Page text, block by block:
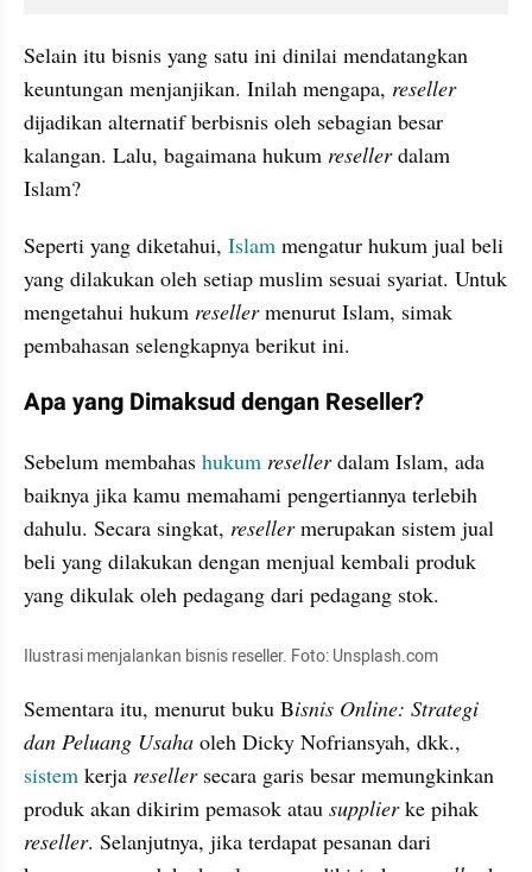
Selain itu bisnis yang satu ini dinilai mendatangkan
keuntungan menjanjikan. Inilah mengapa, reseller
dijadikan alternatif berbisnis oleh sebagian besar
kalangan. Lalu, bagaimana hukum reseller dalam
Islam?
Seperti yang diketahui, Islam mengatur hukum jual beli
yang dilakukan oleh setiap muslim sesuai syariat. Untuk
mengetahui hukum reseller menurut Islam, simak
pembahasan selengkapnya berikut ini.
Apa yang Dimaksud dengan Reseller?
Sebelum membahas hukum reseller dalam Islam, ada
baiknya jika kamu memahami pengertiannya terlebih
dahulu. Secara singkat, reseller merupakan sistem jual
beli yang dilakukan dengan menjual kembali produk
yang dikulak oleh pedagang dari pedagang stok.
Ilustrasi menjalankan bisnis reseller. Foto: Unsplash.com
Sementara itu, menurut buku Bisnis Online: Strategi
dan Peluang Usaha
sistem kerja reseller secara garis besar memungkinkan
produk akan dikirim pemasok atau supplier
reseller. Selanjutnya, jika terdapat pesanan dari